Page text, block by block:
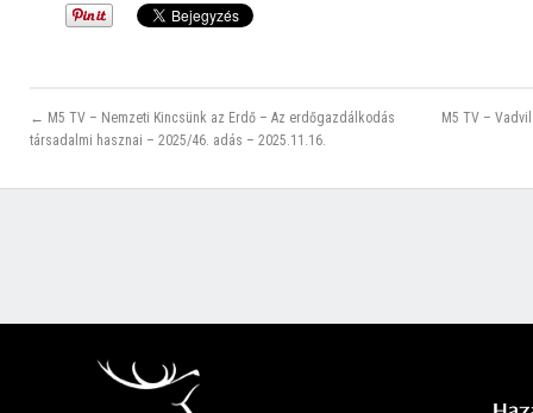
← M5 TV – Nemzeti Kincsünk az Erdő – Az erdőgazdálkodás
társadalmi hasznai – 2025/46. adás – 2025.11.16.
M5 TV –